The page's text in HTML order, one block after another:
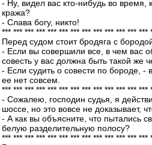
- Ну, видел вас кто-нибудь во время,
кража?
- Слава богу, никто!
*** *** *** *** *** *** *** *** *** *** *** *** ***
Перед судом стоит бродяга с
- Если вы совершили все, в чем вас
совесть у вас должна быть такой же
- Если судить о совести по бороде, -
ее нет совсем.
*** *** *** *** *** *** *** *** *** *** *** *** ***
- Сожалею, господин судья, я
шоссе, но это вовсе не доказывает,
- А как вы объясните, что пытались
белую разделительную полосу?
*** *** *** *** *** *** *** *** *** *** *** *** ***